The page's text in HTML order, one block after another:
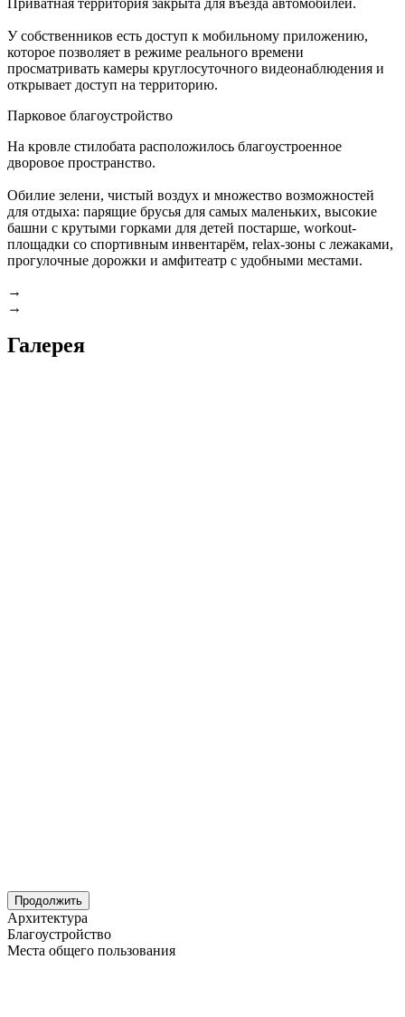
У собственников есть доступ к мобильному приложению,
которое позволяет в режиме реального времени
просматривать камеры круглосуточного видеонаблюдения и
открывает доступ на территорию.
Парковое благоустройство
На кровле стилобата расположилось благоустроенное
дворовое пространство.
Обилие зелени, чистый воздух и множество возможностей
для отдыха: парящие брусья для самых маленьких, высокие
башни с крутыми горками для детей постарше, workout-
площадки cо спортивным инвентарём, relax-зоны с лежаками,
прогулочные дорожки и амфитеатр с удобными местами.
→
→
Галерея
Продолжить
Архитектура
Благоустройство
Места общего пользования